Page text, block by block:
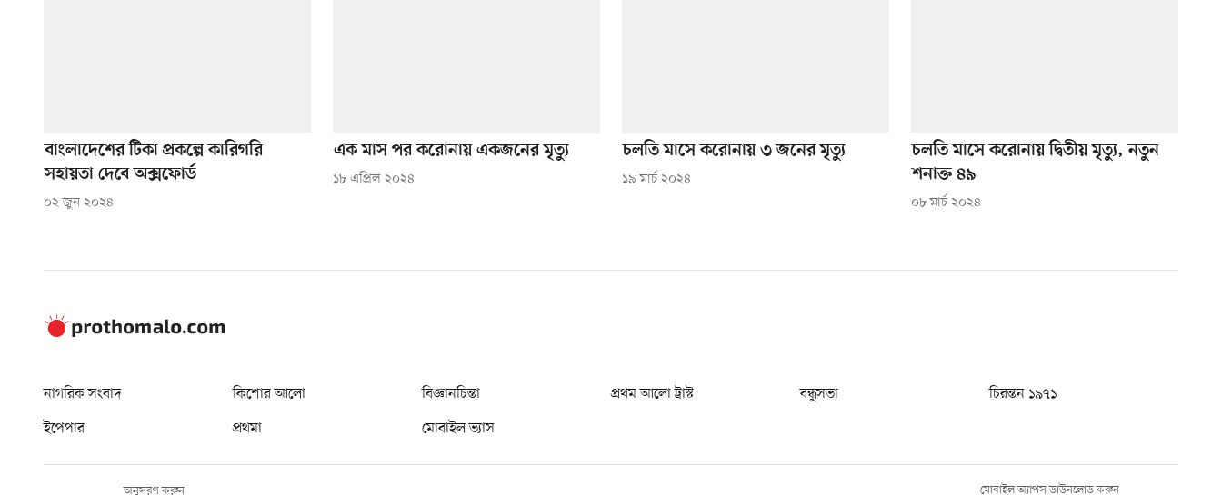
বাংলাদেশের টিকা প্রকল্পে কারিগরি
সহায়তা দেবে অক্সফোর্ড
০২ জুন ২০২৪
এক মাস পর করোনায় একজনের মৃত্যু
১৮ এপ্রিল ২০২৪
চলতি মাসে করোনায় ৩ জনের মৃত্যু
১৯ মার্চ ২০২৪
চলতি মাসে করোনায় দ্বিতীয় মৃত্যু, নতুন
শনাক্ত ৪৯
০৮ মার্চ ২০২৪
নাগরিক সংবাদ কিশোর আলো বিজ্ঞানচিন্তা প্রথম আলো ট্রাস্ট বন্ধুসভা
চিরন্তন ১৯৭১
ইপেপার
প্রথমা মোবাইল ভ্যাস
অনুসরণ করুন মোবাইল অ্যাপস ডাউনলোড করুন